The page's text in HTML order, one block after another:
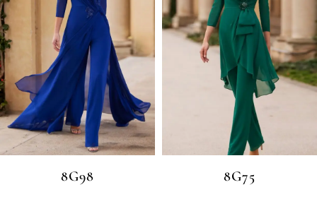
8G98 8G75